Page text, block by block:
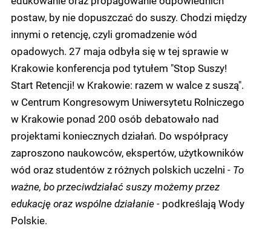
postaw, by nie dopuszczać do suszy. Chodzi między
innymi o retencję, czyli gromadzenie wód
opadowych. 27 maja odbyła się w tej sprawie w
Krakowie konferencja pod tytułem "Stop Suszy!
Start Retencji! w Krakowie: razem w walce z suszą".
w Centrum Kongresowym Uniwersytetu Rolniczego
w Krakowie ponad 200 osób debatowało nad
projektami koniecznych działań. Do współpracy
zaproszono naukowców, ekspertów, użytkowników
wód oraz studentów z różnych polskich uczelni - To
ważne, bo przeciwdziałać suszy możemy przez
edukację oraz wspólne działanie - podkreślają Wody
Polskie.